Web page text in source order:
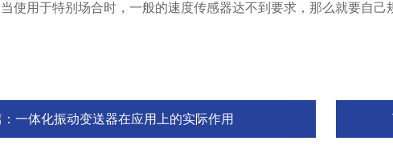
用于特别场合时，一般的速度传感器达不到要求，那么就要自己
一体化振动变送器在应用上的实际作用